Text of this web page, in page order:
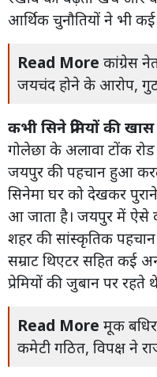
आर्थिक चुनौतियों ने भी
Read More कांग्रेस
जयचंद होने के आरोप,
कभी सिने प्रेमियों की
गोलेछा के अलावा टोंक रोड
जयपुर की पहचान हुआ
सिनेमा घर को देखकर
आ जाता है। जयपुर में ऐसे
शहर की सांस्कृतिक
सम्राट थिएटर सहित कई
प्रेमियों की जुबान पर रहते
Read More मूक
कमेटी गठित, विपक्ष ने